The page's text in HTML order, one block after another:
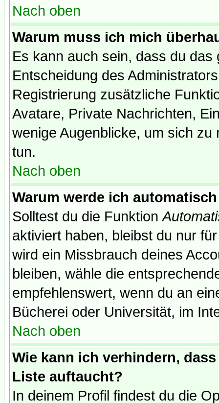
Nach oben
Warum muss ich mich
Es kann auch sein, dass du
Entscheidung des
Registrierung zusätzliche
Avatare, Private Nachrichten,
wenige Augenblicke, um sich
tun.
Nach oben
Warum werde ich
Solltest du die Funktion
aktiviert haben, bleibst du nur
wird ein Missbrauch deines
bleiben, wähle die
empfehlenswert, wenn du an
Bücherei oder Universität, im
Nach oben
Wie kann ich verhindern,
Liste auftaucht?
In deinem Profil findest du die